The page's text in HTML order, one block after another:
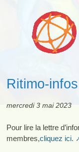
Ritimo-
mercredi 3 mai 2023
Pour lire la lettre
membres,cliquez ici.